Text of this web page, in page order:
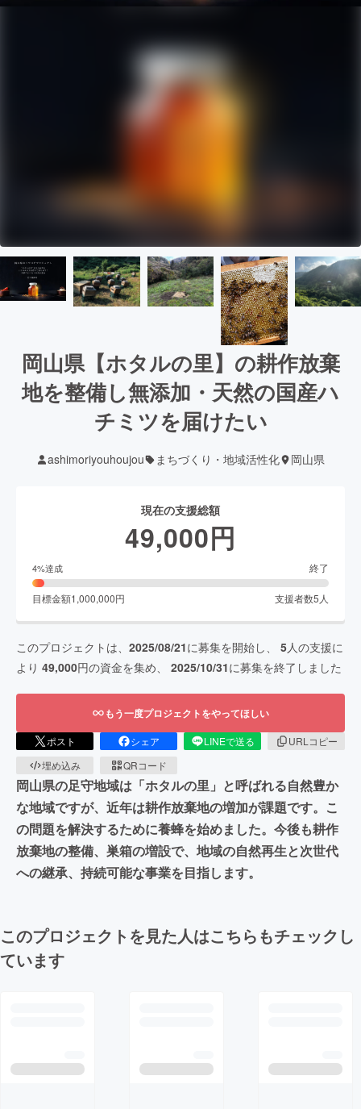
岡山県【ホタルの里】の耕作放棄
地を整備し無添加・天然の国産ハ
チミツを届けたい
ashimoriyouhoujou まちづくり・地域活性化 岡山県
現在の支援総額
49,000円
4%達成 終了
目標金額1,000,000円 支援者数5 人
このプロジェクトは、 2025/08/21に募集を開始し、 5人の支援に
より 49,000円の資金を集め、 2025/10/31に募集を終了しました
もう一度プロジェクトをやってほしい
ポスト シェア LINEで送る
URLコピー
埋め込み
QRコード
岡山県の足守地域は「ホタルの里」と呼ばれる自然豊か
な地域ですが、近年は耕作放棄地の増加が課題です。こ
の問題を解決するために養蜂を始めました。今後も耕作
放棄地の整備、巣箱の増設で、地域の自然再生と次世代
への継承、持続可能な事業を目指します。
このプロジェクトを見た人はこちらもチェックし
ています